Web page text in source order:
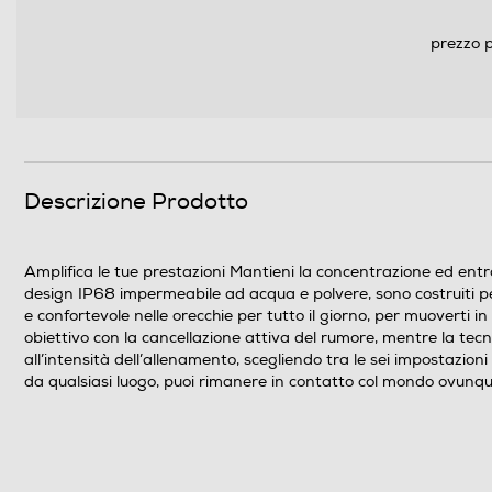
prezzo
Descrizione Prodotto
Amplifica le tue prestazioni Mantieni la concentrazione ed
design IP68 impermeabile ad acqua e polvere, sono costruiti
e confortevole nelle orecchie per tutto il giorno, per muoverti
obiettivo con la cancellazione attiva del rumore, mentre la
all’intensità dell’allenamento, scegliendo tra le sei
da qualsiasi luogo, puoi rimanere in contatto col mondo